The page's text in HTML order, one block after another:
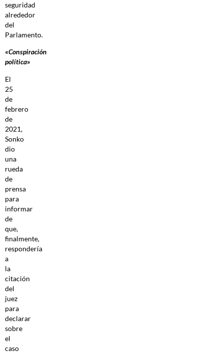
seguridad
alrededor
del
Parlamento.
«Conspiración
política»
El
25
de
febrero
de
2021,
Sonko
dio
una
rueda
de
prensa
para
informar
de
que,
finalmente,
respondería
a
la
citación
del
juez
para
declarar
sobre
el
caso